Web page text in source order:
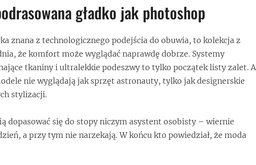
gładko jak photoshop
znana z technologicznego podejścia do obuwia, to kolekcja z
że komfort może wyglądać naprawdę dobrze. Systemy
tkaniny i ultralekkie podeszwy to tylko początek listy zalet. A
nie wyglądają jak sprzęt astronauty, tylko jak designerskie
stylizacji.
dopasować się do stopy niczym asystent osobisty – wiernie
a przy tym nie narzekają. W końcu kto powiedział, że moda